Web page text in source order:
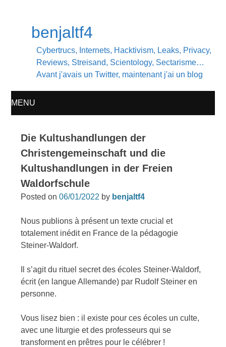
benjaltf4
Cybertrucs, Internets, Hacktivism, Leaks, Privacy,
Reviews, Streisand, Scientology, Sectarisme…
Avant j'avais un Twitter, maintenant j'ai un blog
MENU
TO
Die Kultushandlungen der
Christengemeinschaft und die
Kultushandlungen in der Freien
Waldorfschule
Posted on06/01/2022 by benjaltf4
Nous publions à présent un texte crucial et
totalement inédit en France de la pédagogie
Steiner-Waldorf.
Il s’agit du rituel secret des écoles Steiner-Waldorf,
écrit (en langue Allemande) par Rudolf Steiner en
personne.
Vous lisez bien : il existe pour ces écoles un culte,
avec une liturgie et des professeurs qui se
transforment en prêtres pour le célébrer !